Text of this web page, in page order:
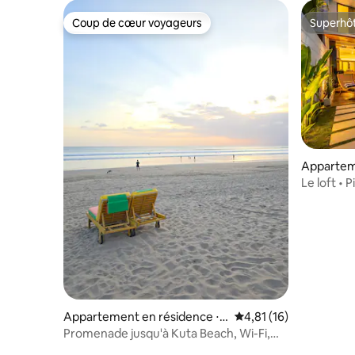
Coup de cœur voyageurs
Coup de cœur voyageurs
Appartement en résidence ⋅
Kuta
Évaluation moyenne
4,81 (16)
Promenade jusqu'à Kuta Beach, Wi-Fi,
Le loft •